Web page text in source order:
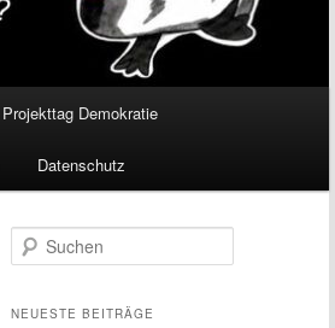
Projekttag Demokratie
Datenschutz
u
h
NEUESTE BEITRÄGE